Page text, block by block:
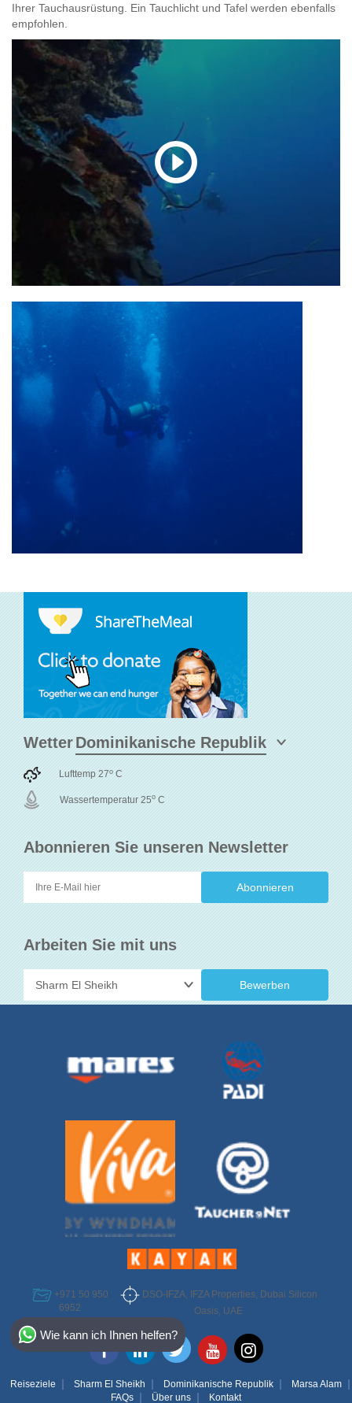
Ihrer Tauchausrüstung. Ein Tauchlicht und Tafel werden ebenfalls
empfohlen.
Abonnieren Sie unseren Newsletter
Arbeiten Sie mit uns
Bewerben
Wetter
Lufttemp 27o C
Wassertemperatur 25o C
+971 50 950
6952
DSO-IFZA, IFZA Properties, Dubai Silicon
Oasis, UAE
Reiseziele Sharm El Sheikh Dominikanische Republik
Marsa Alam
FAQs
Über uns Kontakt
Wie kann ich Ihnen helfen?
Select Destination
Bahamas